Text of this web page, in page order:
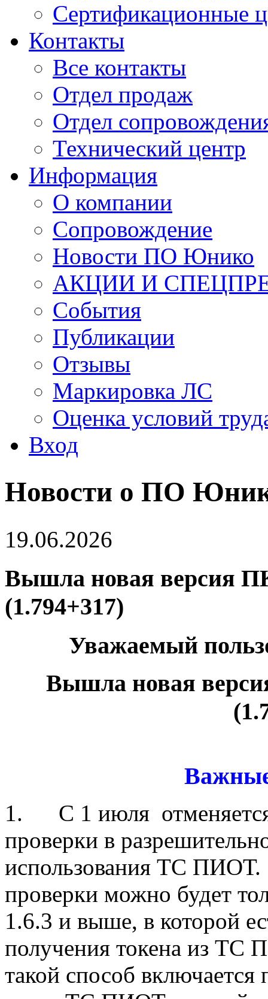
Сертификационные
Контакты
Все контакты
Отдел продаж
Отдел
Технический центр
Информация
О компании
Сопровождение
Новости ПО Юнико
АКЦИИ И
События
Публикации
Отзывы
Маркировка ЛС
Оценка условий
Вход
Новости о ПО
19.06.2026
Вышла новая версия
(1.794+317)
Уважаемый
Вышла новая
1. С 1 июля отменяется
проверки в
использования ТС ПИОТ.
проверки можно будет
1.6.3 и выше, в которой
получения токена из
такой способ включается